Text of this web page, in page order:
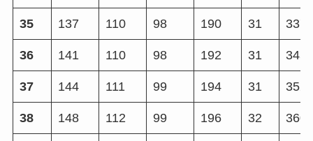
35 137 110 98 190 31 337
36 141 110 98 192 31 345
37 144 111 99 194 31 352
38 148 112 99 196 32 360